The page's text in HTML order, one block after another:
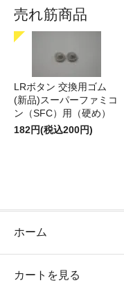
売れ筋商品
LRボタン 交換用ゴム
(新品)スーパーファミコ
ン（SFC）用（硬め）
182円(税込200円)
ホーム
カートを見る